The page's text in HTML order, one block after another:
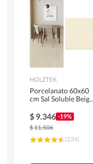
WC y Sanitarios
Pinturas
HOLZTEK
Porcelanato 60x60
cm Sal Soluble Beige
$ 9.346 -19%
$11.506
(234)